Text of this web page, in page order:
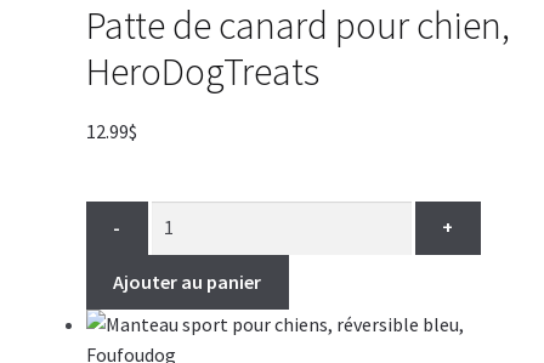
Patte de canard pour chien,
HeroDogTreats
12.99$
- +
Ajouter au panier